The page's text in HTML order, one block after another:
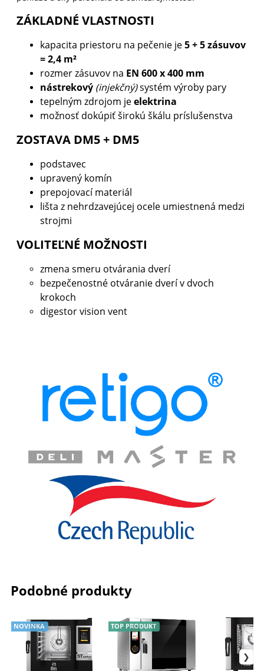
ZÁKLADNÉ VLASTNOSTI
kapacita priestoru na pečenie je5 + 5 zásuvov
= 2,4 m²
rozmer zásuvov na EN 600 x 400 mm
nástrekový (injekčný)systém výroby pary
tepelným zdrojom jeelektrina
možnosť dokúpiť širokú škálu príslušenstva
ZOSTAVA DM5 + DM5
podstavec
upravený komín
prepojovací materiál
lišta z nehrdzavejúcej ocele umiestnená medzi
strojmi
VOLITEĽNÉ MOŽNOSTI
zmena smeru otvárania dverí
bezpečenostné otváranie dverí v dvoch
krokoch
digestor vision vent
Podobné produkty
NOVINKA TOP PRODUKT